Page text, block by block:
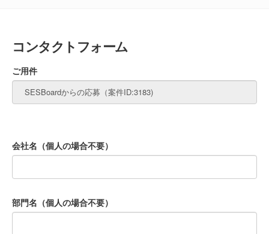
コンタクトフォーム
ご用件
会社名（個人の場合不要）
部門名（個人の場合不要）